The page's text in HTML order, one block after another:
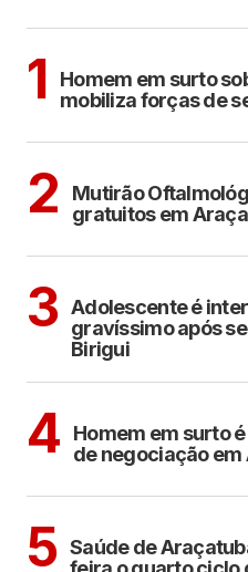
1
Homem em surto
mobiliza forças de
2
Mutirão
gratuitos em
3 Adolescente é
gravíssimo após
Birigui
4
Homem em surto
de negociação
5 Saúde de